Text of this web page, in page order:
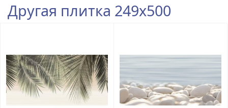
Другая плитка 249x500